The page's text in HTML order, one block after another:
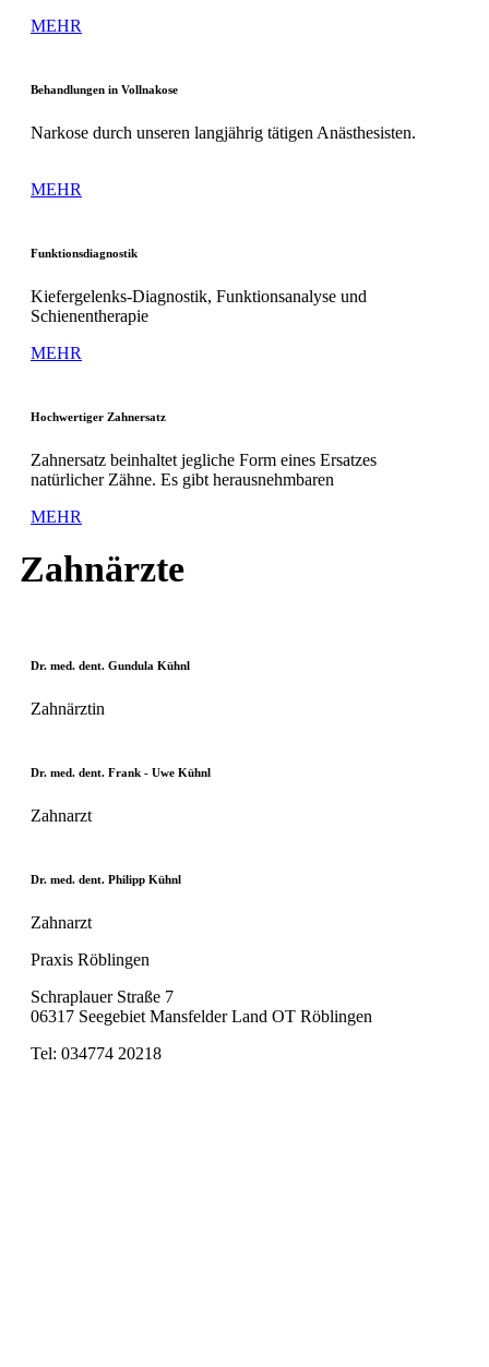
MEHR
Behandlungen in Vollnakose
Narkose durch unseren langjährig tätigen Anästhesisten.
MEHR
Funktionsdiagnostik
Kiefergelenks-Diagnostik, Funktionsanalyse und
Schienentherapie
MEHR
Hochwertiger Zahnersatz
Zahnersatz beinhaltet jegliche Form eines Ersatzes
natürlicher Zähne. Es gibt herausnehmbaren
MEHR
Zahnärzte
Dr. med. dent. Gundula Kühnl
Zahnärztin
Dr. med. dent. Frank - Uwe Kühnl
Zahnarzt
Dr. med. dent. Philipp Kühnl
Zahnarzt
Praxis Röblingen
Schraplauer Straße 7
06317 Seegebiet Mansfelder Land OT Röblingen
Tel: 034774 20218